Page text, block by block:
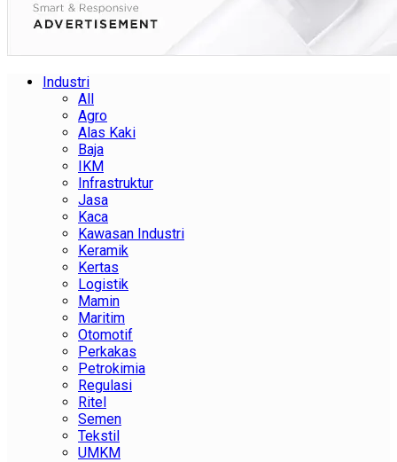
Industri
All
Agro
Alas Kaki
Baja
IKM
Infrastruktur
Jasa
Kaca
Kawasan Industri
Keramik
Kertas
Logistik
Mamin
Maritim
Otomotif
Perkakas
Petrokimia
Regulasi
Ritel
Semen
Tekstil
UMKM